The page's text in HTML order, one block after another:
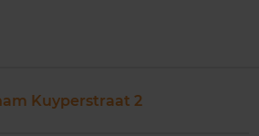
Kuyperstraat 2